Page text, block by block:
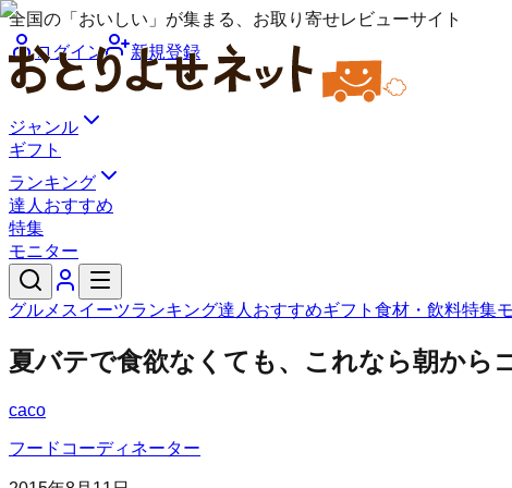
全国の「おいしい」が集まる、お取り寄せレビューサイト
ログイン
新規登録
ジャンル
ギフト
ランキング
達人おすすめ
特集
モニター
グルメ スイーツランキング達人おすすめギフト 食材・飲料特集
夏バテで食欲なくても、これなら朝から
caco
フードコーディネーター